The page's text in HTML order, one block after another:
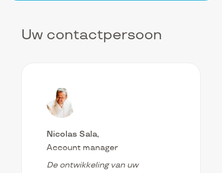
Uw contactpersoon
Nicolas Sala
Account manager
De ontwikkeling van uw